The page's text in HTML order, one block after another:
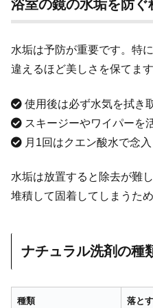
浴室の鏡の水垢を防ぐ
水垢は予防が重要です。特
違えるほど美しさを保てます
使用後は必ず水気を拭き
スキージーやワイパーを
月1回はクエン酸水で念
水垢は放置すると除去が難
堆積して固着してしまうた
ナチュラル洗剤の種
種類 落と